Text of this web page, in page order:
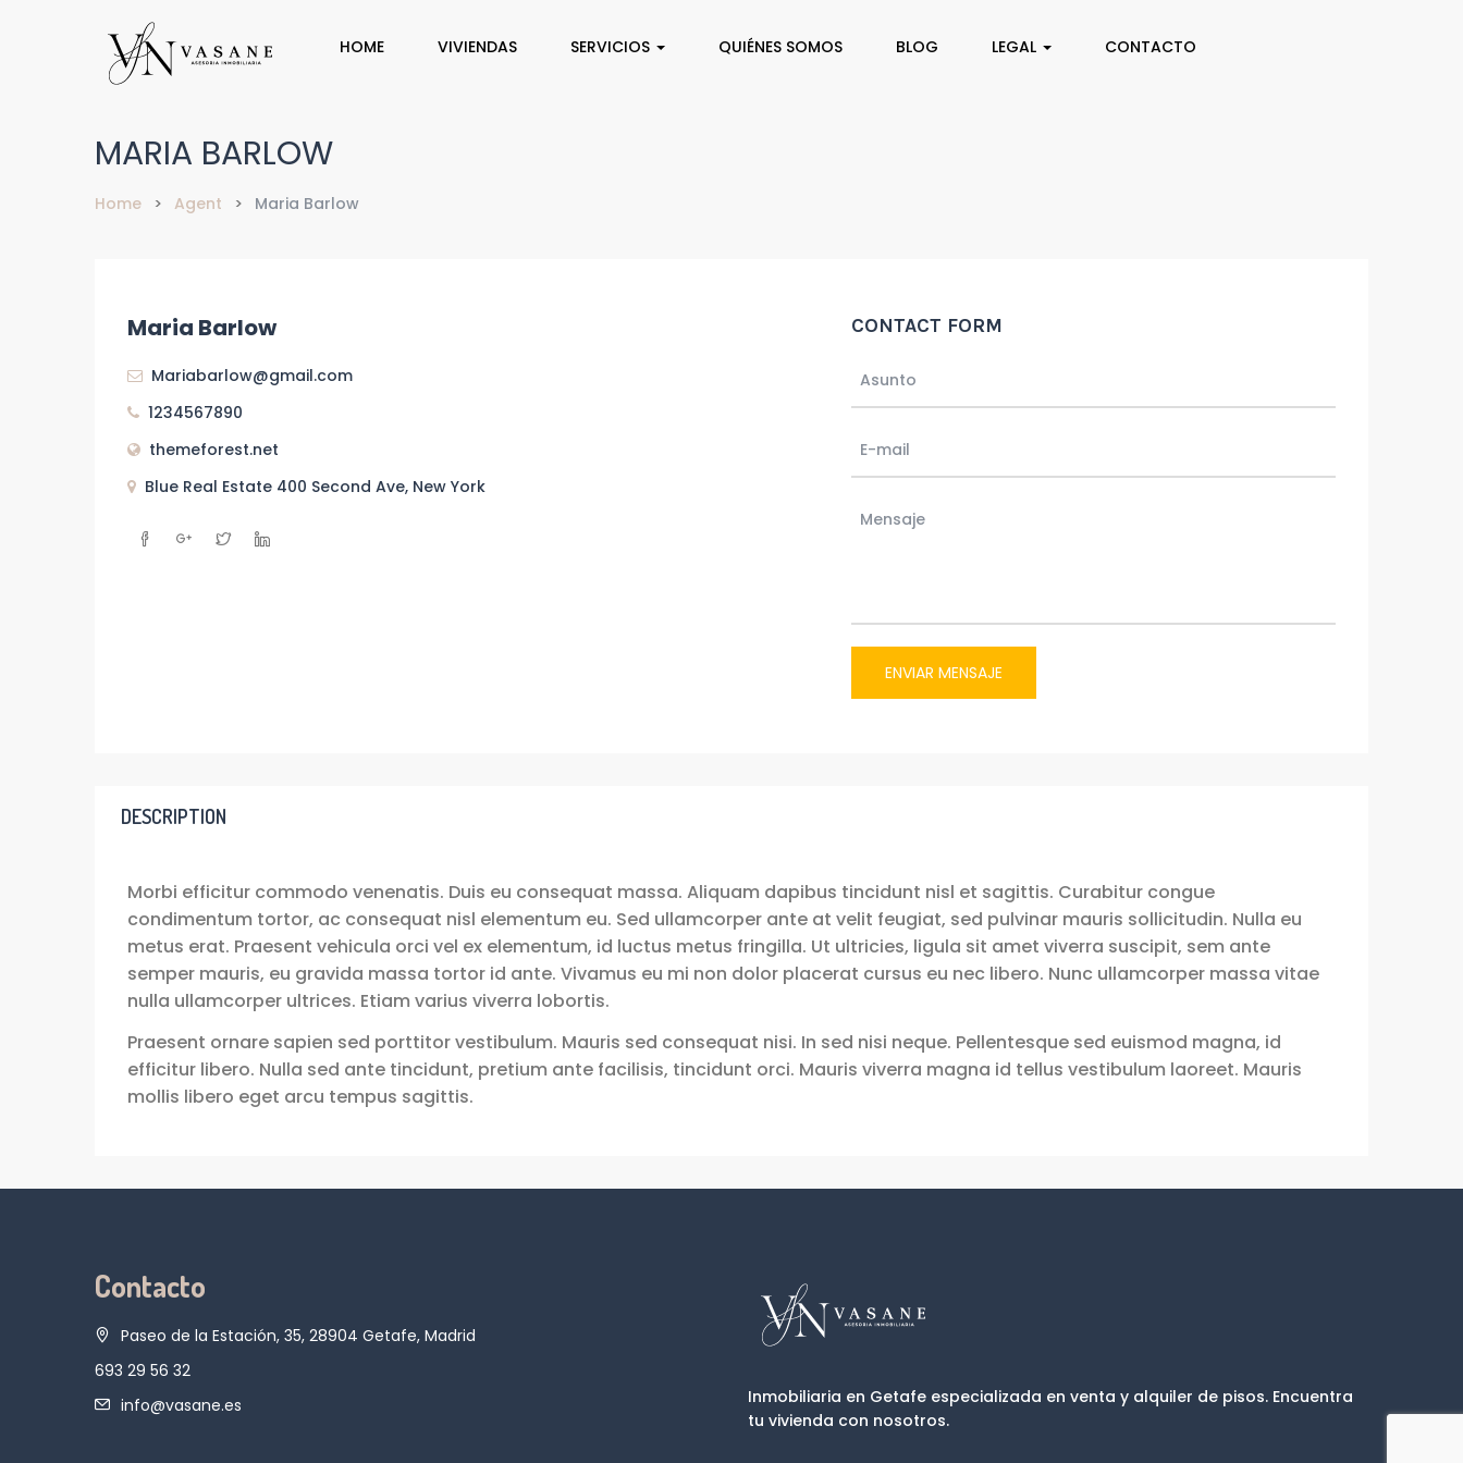
HOME VIVIENDAS SERVICIOS QUIÉNES SOMOS BLOG LEGAL CONTACTO
MARIA BARLOW
Home Agent Maria Barlow
Maria Barlow
Mariabarlow@gmail.com
1234567890
themeforest.net
Blue Real Estate 400 Second Ave, New York
CONTACT FORM
ENVIAR MENSAJE
DESCRIPTION
Morbi efficitur commodo venenatis. Duis eu consequat massa. Aliquam dapibus tincidunt nisl et sagittis. Curabitur congue
condimentum tortor, ac consequat nisl elementum eu. Sed ullamcorper ante at velit feugiat, sed pulvinar mauris sollicitudin. Nulla eu
metus erat. Praesent vehicula orci vel ex elementum, id luctus metus fringilla. Ut ultricies, ligula sit amet viverra suscipit, sem ante
semper mauris, eu gravida massa tortor id ante. Vivamus eu mi non dolor placerat cursus eu nec libero. Nunc ullamcorper massa vitae
nulla ullamcorper ultrices. Etiam varius viverra lobortis.
Praesent ornare sapien sed porttitor vestibulum. Mauris sed consequat nisi. In sed nisi neque. Pellentesque sed euismod magna, id
efficitur libero. Nulla sed ante tincidunt, pretium ante facilisis, tincidunt orci. Mauris viverra magna id tellus vestibulum laoreet. Mauris
mollis libero eget arcu tempus sagittis.
Contacto
Paseo de la Estación, 35, 28904 Getafe, Madrid
693 29 56 32
info@vasane.es
Inmobiliaria en Getafe especializada en venta y alquiler de pisos. Encuentra
tu vivienda con nosotros.